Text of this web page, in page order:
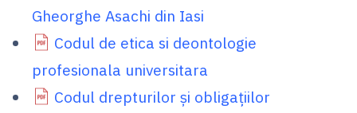
Gheorghe Asachi din Iasi
Codul de etica si deontologie
profesionala universitara
Codul drepturilor și obligațiilor